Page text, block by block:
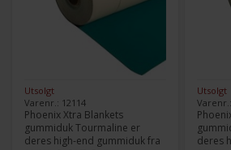
Utsolgt
Varenr.: 12114
Phoenix Xtra Blankets
gummiduk Tourmaline er
deres high-end gummiduk fra
Utsolgt
deres